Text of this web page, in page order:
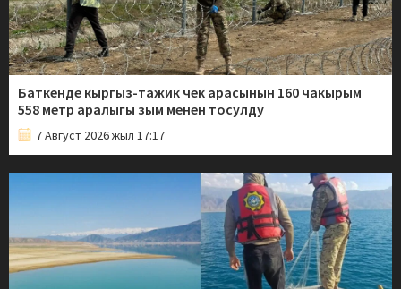
Баткенде кыргыз-тажик чек арасынын 160 чакырым
558 метр аралыгы зым менен тосулду
7 Август 2026 жыл 17:17